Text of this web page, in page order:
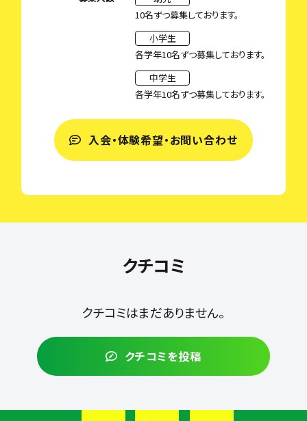
10名ずつ募集しております。
小学生
各学年10名ずつ募集しております。
中学生
各学年10名ずつ募集しております。
入会・体験希望・お問い合わせ
クチコミ
クチコミはまだありません。
クチコミを投稿